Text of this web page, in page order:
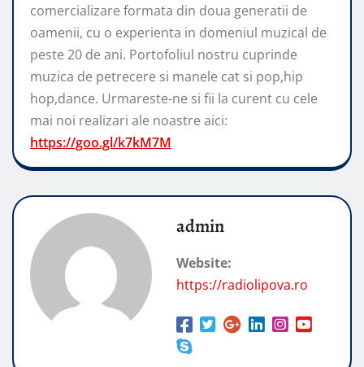
comercializare formata din doua generatii de
oamenii, cu o experienta in domeniul muzical de
peste 20 de ani. Portofoliul nostru cuprinde
muzica de petrecere si manele cat si pop,hip
hop,dance. Urmareste-ne si fii la curent cu cele
mai noi realizari ale noastre aici:
https://goo.gl/k7kM7M
admin
Website:
https://radiolipova.ro